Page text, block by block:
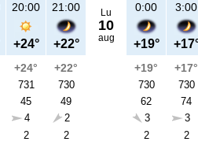
20:00
+24°
+24°
731
45
4
2
21:00
+22°
+22°
730
49
2
2
Lu
10
aug
0:00
+19°
+19°
730
62
3
2
3:00
+17°
730
74
3
2